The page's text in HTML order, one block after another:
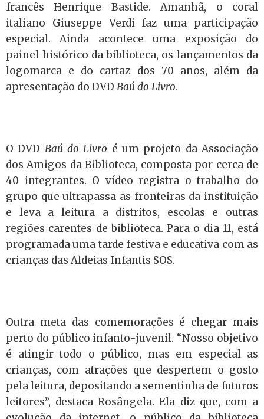
francês Henrique Bastide. Amanhã, o coral
italiano Giuseppe Verdi faz uma participação
especial. Ainda acontece uma exposição do
painel histórico da biblioteca, os lançamentos da
logomarca e do cartaz dos 70 anos, além da
apresentação do DVD Baú do Livro.
O DVD Baú do Livro é um projeto da Associação
dos Amigos da Biblioteca, composta por cerca de
40 integrantes. O vídeo registra o trabalho do
grupo que ultrapassa as fronteiras da instituição
e leva a leitura a distritos, escolas e outras
regiões carentes de biblioteca. Para o dia 11, está
programada uma tarde festiva e educativa com as
crianças das Aldeias Infantis SOS.
Outra meta das comemorações é chegar mais
perto do público infanto-juvenil. “Nosso objetivo
é atingir todo o público, mas em especial as
crianças, com atrações que despertem o gosto
pela leitura, depositando a sementinha de futuros
leitores”, destaca Rosângela. Ela diz que, com a